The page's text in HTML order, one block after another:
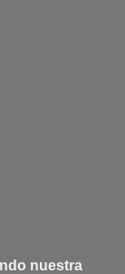
nuestra